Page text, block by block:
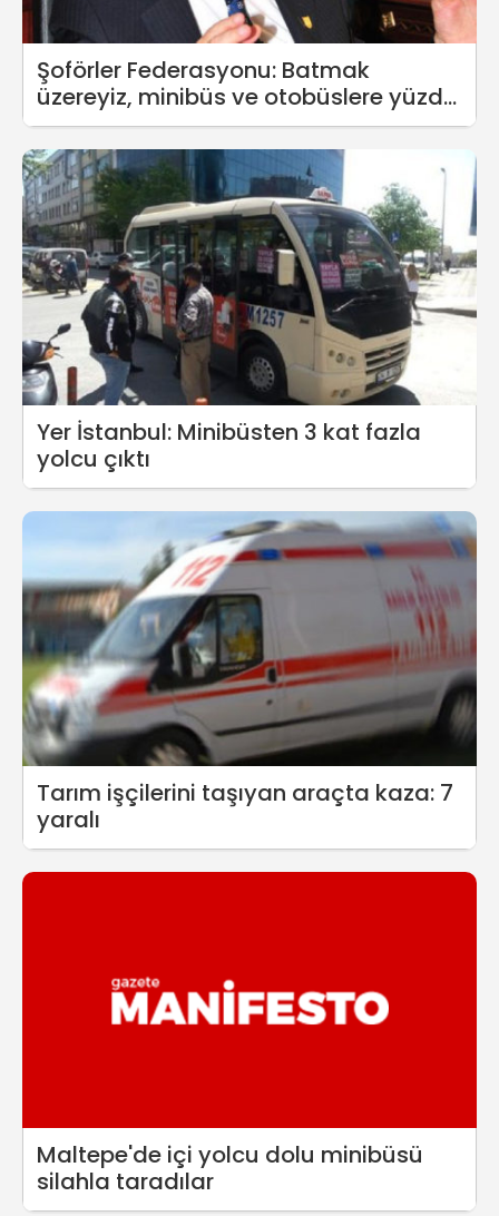
Şoförler Federasyonu: Batmak
üzereyiz, minibüs ve otobüslere yüzde
50 zam bekliyoruz
Yer İstanbul: Minibüsten 3 kat fazla
yolcu çıktı
Tarım işçilerini taşıyan araçta kaza: 7
yaralı
Maltepe'de içi yolcu dolu minibüsü
silahla taradılar